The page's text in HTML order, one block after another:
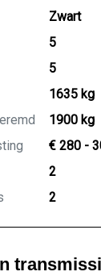
Zwart
5
5
1635 kg
1900 kg
€ 280 -
2
2